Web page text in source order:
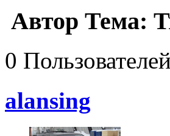
Автор Тема:
0
alansing